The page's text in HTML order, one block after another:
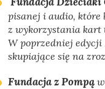
pisanej i audio, które
z wykorzystania kart
W poprzedniej edycji
skupiające się na
Fundacja z Pompą